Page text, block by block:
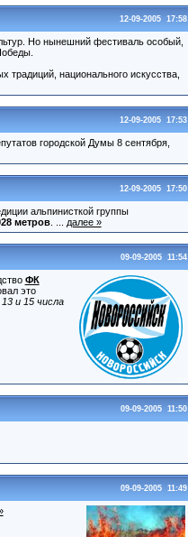
12-09-2005 17:58
Но нынешний фестиваль особый,
традиций, национального искусства,
12-09-2005 17:53
городской Думы 8 сентября,
12-09-2005 17:50
альпинисткой группы
метров. ... далее »
09-09-2005 11:54
ФК
это
и 15 числа
09-09-2005 11:50
09-09-2005 11:49